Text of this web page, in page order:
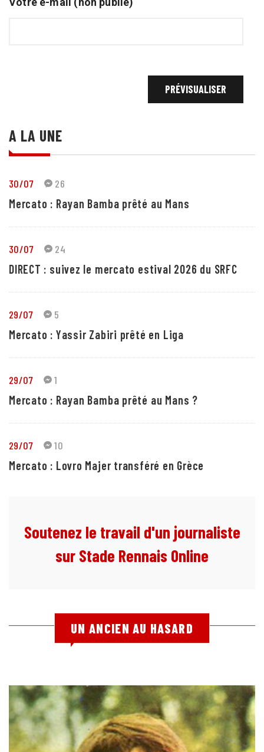
A LA UNE
30/07 26
Mercato : Rayan Bamba prêté au Mans
30/07 24
DIRECT : suivez le mercato estival 2026 du SRFC
29/07 5
Mercato : Yassir Zabiri prêté en Liga
29/07 1
Mercato : Rayan Bamba prêté au Mans ?
29/07 10
Mercato : Lovro Majer transféré en Grèce
Soutenez le travail d'un journaliste
sur Stade Rennais Online
UN ANCIEN AU HASARD